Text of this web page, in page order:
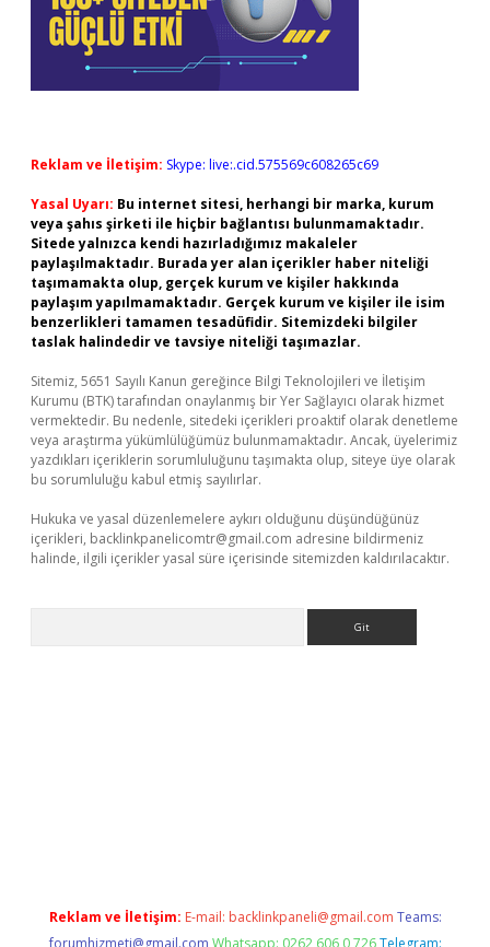
Reklam ve İletişim: Skype: live:.cid.575569c608265c69
Yasal Uyarı: Bu internet sitesi, herhangi bir marka, kurum
veya şahıs şirketi ile hiçbir bağlantısı bulunmamaktadır.
Sitede yalnızca kendi hazırladığımız makaleler
paylaşılmaktadır. Burada yer alan içerikler haber niteliği
taşımamakta olup, gerçek kurum ve kişiler hakkında
paylaşım yapılmamaktadır. Gerçek kurum ve kişiler ile isim
benzerlikleri tamamen tesadüfidir. Sitemizdeki bilgiler
taslak halindedir ve tavsiye niteliği taşımazlar.
Sitemiz, 5651 Sayılı Kanun gereğince Bilgi Teknolojileri ve İletişim
Kurumu (BTK) tarafından onaylanmış bir Yer Sağlayıcı olarak hizmet
vermektedir. Bu nedenle, sitedeki içerikleri proaktif olarak denetleme
veya araştırma yükümlülüğümüz bulunmamaktadır. Ancak, üyelerimiz
yazdıkları içeriklerin sorumluluğunu taşımakta olup, siteye üye olarak
bu sorumluluğu kabul etmiş sayılırlar.
Hukuka ve yasal düzenlemelere aykırı olduğunu düşündüğünüz
içerikleri, backlinkpanelicomtr@gmail.com adresine bildirmeniz
halinde, ilgili içerikler yasal süre içerisinde sitemizden kaldırılacaktır.
Reklam ve İletişim: E-mail: backlinkpaneli@gmail.com Teams:
forumhizmeti@gmail.com Whatsapp: 0262 606 0 726 Telegram: